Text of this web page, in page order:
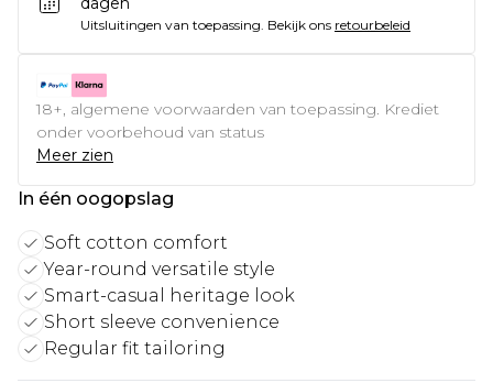
Uitsluitingen van toepassing. Bekijk ons retourbeleid
18+, algemene voorwaarden van toepassing. Krediet
onder voorbehoud van status
Meer zien
In één oogopslag
Soft cotton comfort
Year-round versatile style
Smart-casual heritage look
Short sleeve convenience
Regular fit tailoring